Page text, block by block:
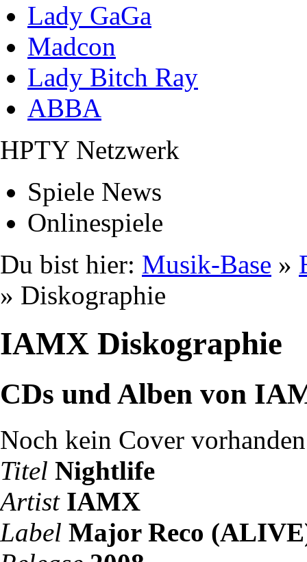
Lady GaGa
Madcon
Lady Bitch Ray
ABBA
HPTY Netzwerk
Spiele News
Onlinespiele
Du bist hier: Musik-Base »
» Diskographie
IAMX Diskographie
CDs und Alben von
Noch kein Cover vorhanden
Titel Nightlife
Artist IAMX
Label Major Reco